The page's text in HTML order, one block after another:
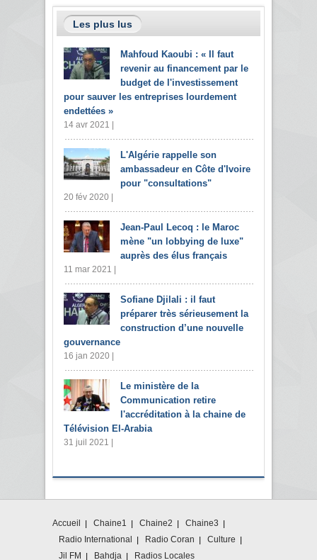
Les plus lus
Mahfoud Kaoubi : « Il faut
revenir au financement par le
budget de l'investissement
pour sauver les entreprises lourdement
endettées »
14 avr 2021 |
L'Algérie rappelle son
ambassadeur en Côte d'Ivoire
pour "consultations"
20 fév 2020 |
Jean-Paul Lecoq : le Maroc
mène "un lobbying de luxe"
auprès des élus français
11 mar 2021 |
Sofiane Djilali : il faut
préparer très sérieusement la
construction d’une nouvelle
gouvernance
16 jan 2020 |
Le ministère de la
Communication retire
l'accréditation à la chaine de
Télévision El-Arabia
31 juil 2021 |
Accueil Chaine1 Chaine2
Chaine3
Radio International
Radio Coran
Culture
Jil FM
Bahdja Radios Locales